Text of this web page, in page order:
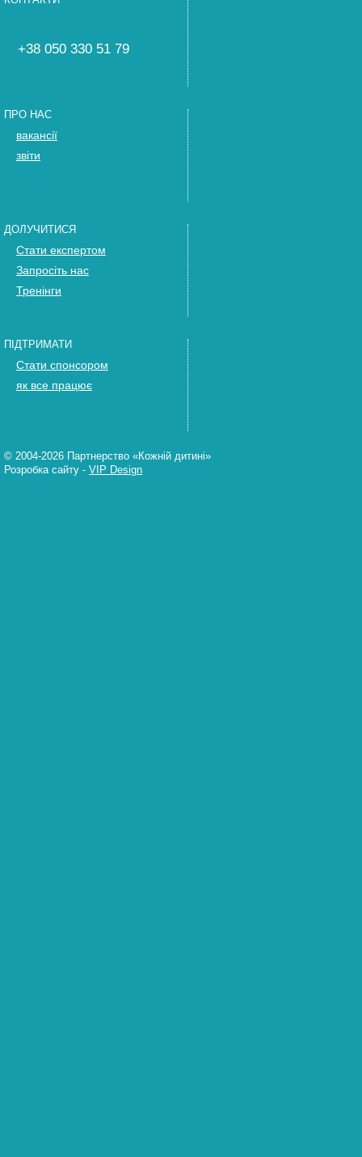
+38 050 330 51 79
ПРО НАС
вакансії
звіти
ДОЛУЧИТИСЯ
Стати експертом
Запросіть нас
Тренінги
ПІДТРИМАТИ
Стати спонсором
як все працює
© 2004-2026 Партнерство «Кожній дитині»
Розробка сайту - VIP Design